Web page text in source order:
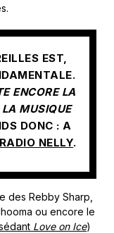
EST,
ENCORE LA
MUSIQUE
DONC : A
RADIO NELLY.
des Rebby Sharp,
ou encore le
Love on Ice)